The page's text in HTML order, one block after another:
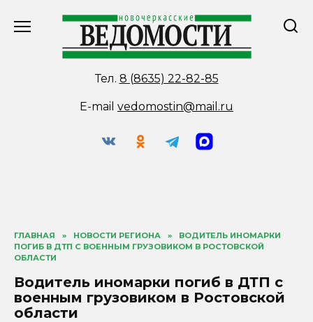
Тел. 8 (8635) 22-82-85
E-mail vedomostin@mail.ru
ГЛАВНАЯ » НОВОСТИ РЕГИОНА »
ВОДИТЕЛЬ ИНОМАРКИ
ПОГИБ В ДТП С ВОЕННЫМ ГРУЗОВИКОМ В РОСТОВСКОЙ
ОБЛАСТИ
Водитель иномарки погиб в ДТП с
военным грузовиком в Ростовской
области